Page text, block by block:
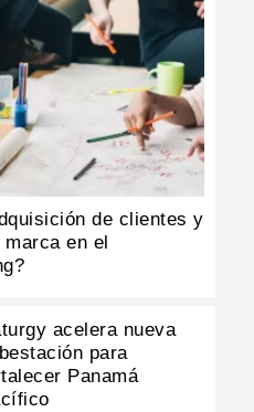
de clientes y
en el
acelera nueva
para
Panamá